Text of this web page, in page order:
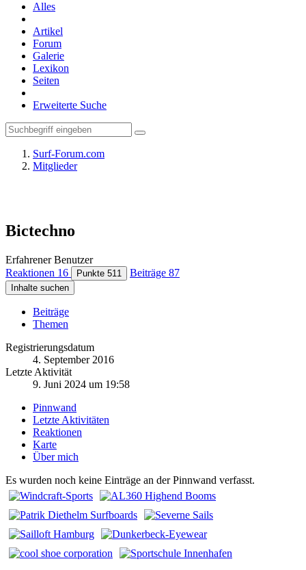
Alles
Artikel
Forum
Galerie
Lexikon
Seiten
Erweiterte Suche
Surf-Forum.com
Mitglieder
Bictechno
Erfahrener Benutzer
Reaktionen 16 Punkte 511 Beiträge 87
Inhalte suchen
Beiträge
Themen
Registrierungsdatum
4. September 2016
Letzte Aktivität
9. Juni 2024 um 19:58
Pinnwand
Letzte Aktivitäten
Reaktionen
Karte
Über mich
Es wurden noch keine Einträge an der Pinnwand verfasst.